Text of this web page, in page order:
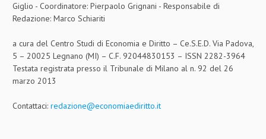
Giglio - Coordinatore: Pierpaolo Grignani - Responsabile di
Redazione: Marco Schiariti
a cura del Centro Studi di Economia e Diritto – Ce.S.E.D. Via Padova,
5 – 20025 Legnano (MI) – C.F. 92044830153 – ISSN 2282-3964
Testata registrata presso il Tribunale di Milano al n. 92 del 26
marzo 2013
Contattaci: redazione@economiaediritto.it